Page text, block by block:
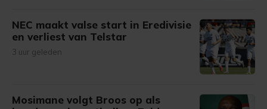
NEC maakt valse start in Eredivisie
en verliest van Telstar
3 uur geleden
Mosimane volgt Broos op als